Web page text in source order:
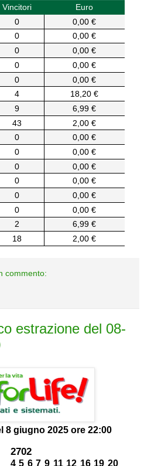
Vincitori
Euro
0
0,00 €
0
0,00 €
0
0,00 €
0
0,00 €
0
0,00 €
4
18,20 €
9
6,99 €
43
2,00 €
0
0,00 €
0
0,00 €
0
0,00 €
0
0,00 €
0
0,00 €
0
0,00 €
2
6,99 €
18 2,00 €
commento:
estrazione del 08-
8 giugno 2025 ore 22:00
2702
4 5 6 7 9 11 12 16 19 20